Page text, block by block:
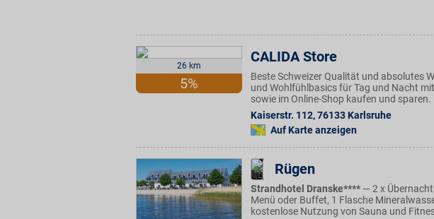
26 km
5%
CALIDA Store
Beste Schweizer Qualität und absolutes
und Wohlfühlbasics für Tag und Nacht
sowie im Online-Shop kaufen und sparen.
Kaiserstr. 112,76133 Karlsruhe
Auf Karte anzeigen
Rügen
Strandhotel Dranske**** — 2 x
Menü oder Buffet, 1 Flasche
kostenlose Nutzung von Sauna und